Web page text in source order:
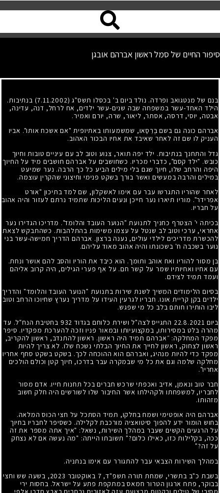
סיפור החיים של סמל ראשון אברהם אובגן
בנם של מנטגואב ופרדה. נולד ביום ב' בכסלו תשס"ג (7.11.2002) בנתיבות.
הילד האחד-עשר במשפחה שבה שנים-עשר ילדים, אח לרחל, דנה, עדינה,
אבטה, יוסי, דרסה, אסתר, ליאור, שרה, יורם ואמיר.
אברהם כונה גם בשם בֶּרֵסַאוּ, שמשמעותו באתיופית "אם אשכח אותו". אביו
העניק לו שם זה לאחר שאיבד את אחיו הבכור האהוב.
גדל והתחנך בנתיבות. ילד יפה תואר, צנוע וטוב לב עם עיניים טובות וחיוך
כובש. "ילד קסם", כדברי מכריו. כשחושבים על אברהם חושבים מיד על החיוך
היפה והרחב שלו, חיוך שגם בלי מילים הביע כל כך הרבה. נער שמיעט
במילים והרבה במעשים ואשר בורך בשקט פנימי וחיצוני שהקרין עוצמה.
לאחר שהוריו התגרשו עבר עם אימו לאשקלון, שם למד בתיכון "אורט
אפרידר". מוריו תיארו נער חייכן ונעים הליכות שתמיד נרתם לעזור והיה אהוב
על חבריו.
בכיתה י' הצטרף כחניך לתנועת "הנוער העובד והלומד". מדריכו הגדירו נער
אחראי, ערכי וטוב לב שנטל על עצמו משימות בהתלהבות. כשהתבקש לצאת
להכשרת מדריכים לילדי עולים, נענה ברצון. אברהם הדריך חמישה-עשר בני
נוער בשכבה ח' בשכונתו והיה אהוב מאוד עליהם.
בן מסור להוריו ואח אוהב ותומך. הוא כיבד את הוריו והסב להם אושר ונחת.
עם אחיו ואחיותיו שמר על קשר חם. על אף פערי הגילים, היה קרוב אליהם
ועמד תמיד לצידם.
בסיום הלימודים המשיך לשנת שירות בתנועת "הנוער העובד והלומד" והדריך
ילדים בקן קריית אונו. חבריו לגרעין העידו על מדריך נערץ שחיוכו הרחב וטוב
ליבו הותירו חותם בלב כל מי שפגש.
ביום 22.8.2021 התגייס לצה"ל ושירת כלוחם בגדוד 932 בחטיבת הנח"ל. עד
מהרה בלט במסירותו, במקצועיותו ובמאור פניו וזכה להערכת מפקדיו. סיפר
מפקד המחלקה: ״אברהם תמיד היה ראשון. ראשון להתנדב, ראשון להקריב,
ראשון לצחוק, ראשון לחייך את החיוך הבלתי נשכח שלו. לא צריך להיות
מפקד כדי להיות מנהיג, ואברהם הוא ההוכחה לכך. בשקט בשקט סחף אחריו
מחלקה שלמה וגם את כל מי שבמקרה עבר בדרכו, חיוך קטן וכולם הולכים
אחריו".
חבר טוב ונאמן, אדיב ואכפתי שרכש חברים בכל תחנות חייו. אדם מסור
לחבריו, למשפחתו ולקהילתו אשר החיבור שלו לשורשים היה חלק חשוב
מזהותו.
אברהם היה אופטימי ושמח בחלקו, תמיד הסתכל על חצי הכוס המלאה.
בחוש הומור ידע להפוך סיטואציה מורכבת לקלילה. כשסיפר לחבריו בחיוך
על הרגעים הקשים שעבר במהלך השירות, נשאל: "איך אתה מספר את זה
ככה, בקלילות כזו, כאילו כלום?" תשובתו הייתה: "מה נעשה אם לא נצחק
על זה?"
במהלך השירות הצבאי עבר להתגורר עם אימו בנתניה.
בשבת כ"ב בתשרי, שמחת תורה תשפ"ד, 7 באוקטובר 2023, בשעה שש וחצי
בבוקר, פתח ארגון הטרור חמאס במתקפת פתע על ישראל. בחסות ירי